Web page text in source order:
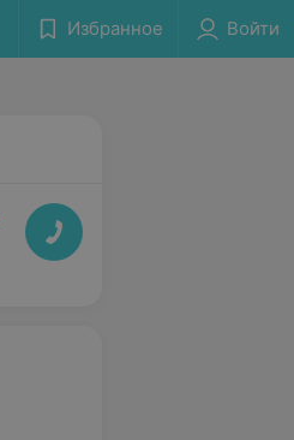
Избранное Войти